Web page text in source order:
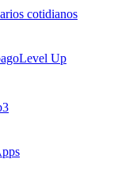
cotidianos
Level Up